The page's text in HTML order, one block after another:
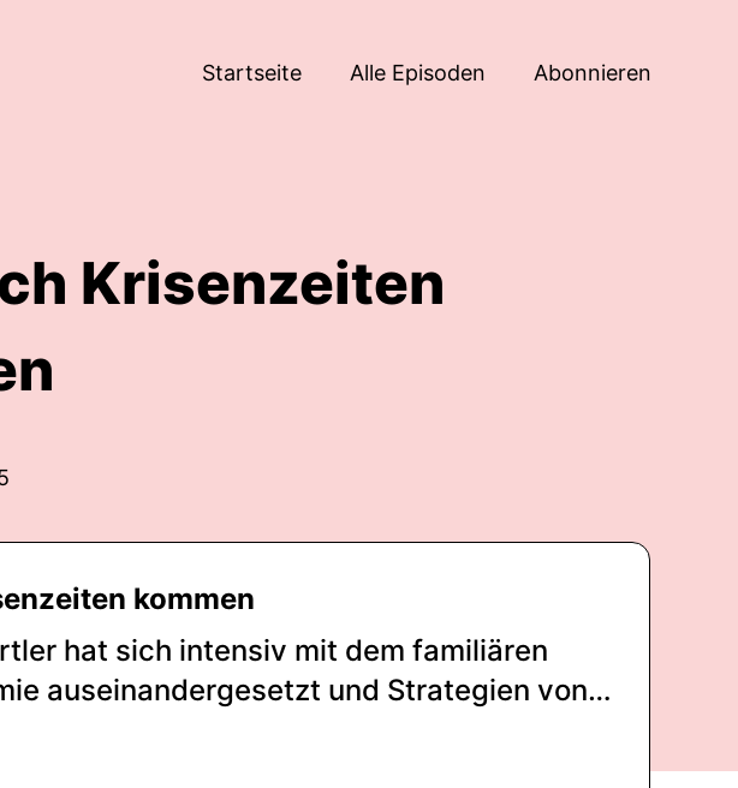
Startseite Alle Episoden Abonnieren
Krisenzeiten